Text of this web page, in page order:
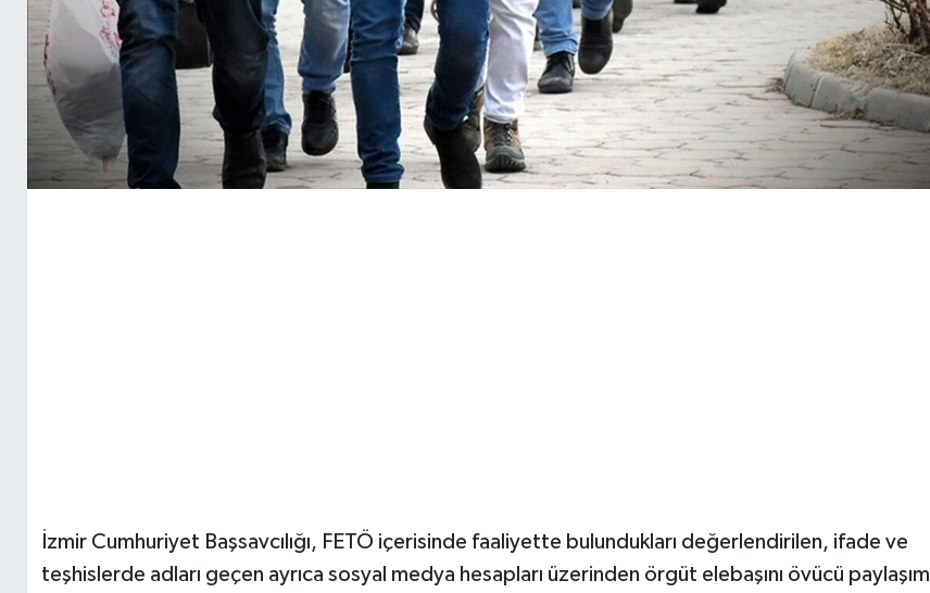
İzmir Cumhuriyet Başsavcılığı, FETÖ içerisinde faaliyette bulundukları değerlendirilen, ifade ve
teşhislerde adları geçen ayrıca sosyal medya hesapları üzerinden örgüt elebaşını övücü paylaşım